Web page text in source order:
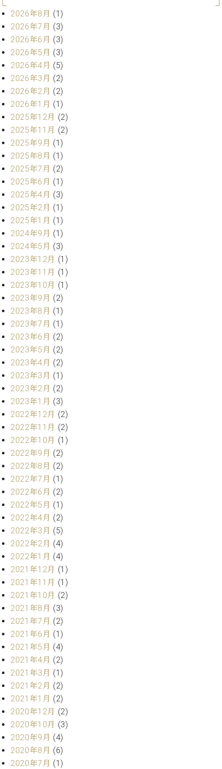
ピ
ア
ノ
ベ
ヒ
シ
ュ
タ
イ
ン
レ
ジ
デ
ン
ス
ッ
プ
ラ
イ
ト
ピ
ア
ノ
C.
ベ
ヒ
シ
ュ
タ
イ
ン
ア
カ
デ
ミ
ー
W.
ホ
フ
マ
ン
プ
ロ
フ
ェ
ッ
シ
ョ
ナ
ル
W.
ホ
フ
マ
ン
ト
ラ
デ
ィ
シ
ョ
ン
レン
タル
ホー
ル・
スタ
空き
状況
動
画
収
ー
ビ
ス
音
楽
室
ピ
ア
ノ
の
シ
ェ
ル
ジ
ュ
ク
セ
ス
セン
トラ
ム東
京の
ご案
内
(PDF)
お
問
合
わ
せ
本
社
八
王
子
・
技
術
営
業
ン
タ
ー
ス
タ
ッ
2026年8月 (1)
2026年7月 (3)
2026年6月 (3)
2026年5月 (3)
2026年4月 (5)
2026年3月 (2)
2026年2月 (2)
2026年1月 (1)
2025年12月 (2)
2025年11月 (2)
2025年9月 (1)
2025年8月 (1)
2025年7月 (2)
2025年6月 (1)
2025年4月 (3)
2025年2月 (1)
2025年1月 (1)
2024年9月 (1)
2024年5月 (3)
2023年12月 (1)
2023年11月 (1)
2023年10月 (1)
2023年9月 (2)
2023年8月 (1)
2023年7月 (1)
2023年6月 (2)
2023年5月 (2)
2023年4月 (2)
2023年3月 (1)
2023年2月 (2)
2023年1月 (3)
2022年12月 (2)
2022年11月 (2)
2022年10月 (1)
2022年9月 (2)
2022年8月 (2)
2022年7月 (1)
2022年6月 (2)
2022年5月 (1)
2022年4月 (2)
2022年3月 (5)
2022年2月 (4)
2022年1月 (4)
2021年12月 (1)
2021年11月 (1)
2021年10月 (2)
2021年8月 (3)
2021年7月 (2)
2021年6月 (1)
2021年5月 (4)
2021年4月 (2)
2021年3月 (1)
2021年2月 (2)
2021年1月 (2)
2020年12月 (2)
2020年10月 (3)
2020年9月 (4)
2020年8月 (6)
2020年7月 (1)